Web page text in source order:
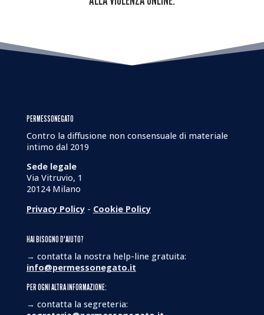
PERMESSONEGATO
Contro la diffusione non consensuale di materiale
intimo dal 2019
Sede legale
Via Vitruvio, 1
20124 Milano
Privacy Policy- Cookie Policy
HAI BISOGNO D'AIUTO?
→ contatta la nostra help-line gratuita:
info@permessonegato.it
PER OGNI ALTRA INFORMAZIONE:
→ contatta la segreteria: